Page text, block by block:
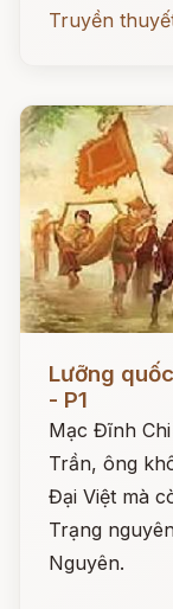
Truyền
Lưỡng
- P1
Mạc Đĩnh
Trần, ông
Đại Việt mà
Trạng
Nguyên.